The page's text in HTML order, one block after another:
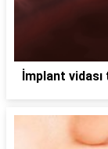
İmplant vidası